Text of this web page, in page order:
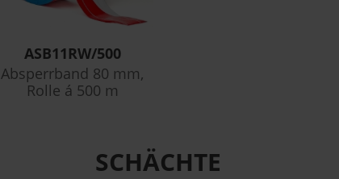
ASB11RW/500
Absperrband 80 mm,
Rolle á 500 m
SCHÄCHTE